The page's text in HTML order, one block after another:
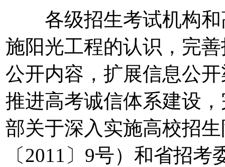
各级招生考试机构和
施阳光工程的认识，完
公开内容，扩展信息公
推进高考诚信体系建设
部关于深入实施高校招
〔2011〕9号）和省招